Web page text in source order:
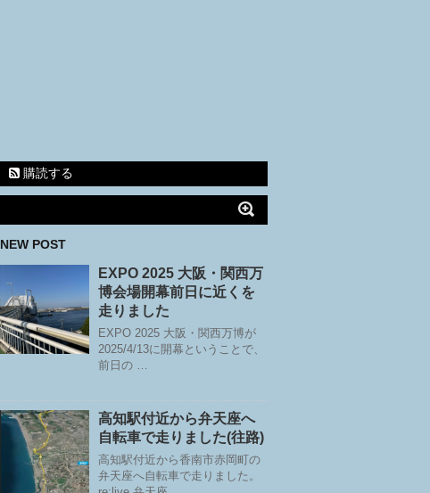
購読する
NEW POST
EXPO 2025 大阪・関西万
博会場開幕前日に近くを
走りました
EXPO 2025 大阪・関西万博が
2025/4/13に開幕ということで、
前日の …
高知駅付近から弁天座へ
自転車で走りました(往路)
高知駅付近から香南市赤岡町の
弁天座へ自転車で走りました。